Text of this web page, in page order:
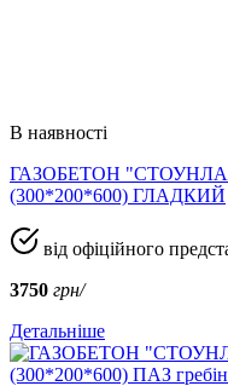
В наявності
ГАЗОБЕТОН
(300*200*600) ГЛАДКИЙ
від офіційного
3750 грн/
Детальніше